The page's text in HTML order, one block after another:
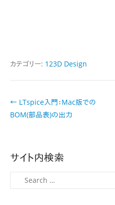
カテゴリー: 123D Design
投
稿
ゲ
ー
ョ
← LTspice入門：Mac版での
BOM(部品表)の出力
サイト内検索
索